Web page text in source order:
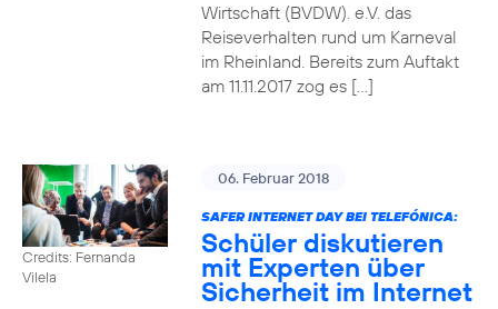
Wirtschaft (BVDW). e.V. das
Reiseverhalten rund um Karneval
im Rheinland. Bereits zum Auftakt
am 11.11.2017 zog es […]
Credits: Fernanda
Vilela
06. Februar 2018
SAFER INTERNET DAY BEI TELEFÓNICA:
Schüler diskutieren
mit Experten über
Sicherheit im Internet